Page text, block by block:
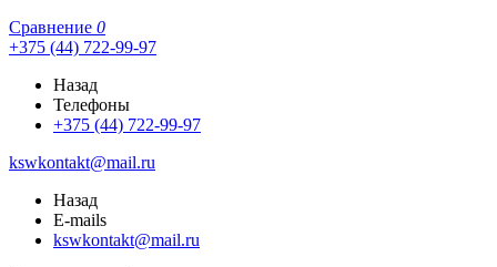
Сравнение 0
+375 (44) 722-99-97
Назад
Телефоны
+375 (44) 722-99-97
kswkontakt@mail.ru
Назад
E-mails
kswkontakt@mail.ru